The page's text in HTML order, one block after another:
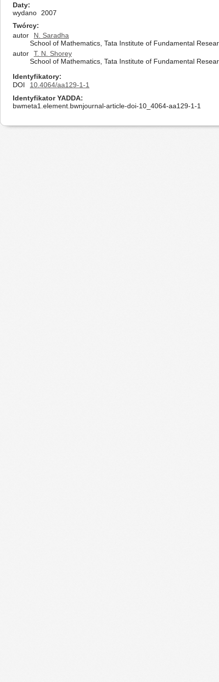
Daty
wydano
2007
Twórcy
autor
N. Saradha
School of Mathematics, Tata Institute of Fundamental
autor
T. N. Shorey
School of Mathematics, Tata Institute of Fundamental
Identyfikatory
DOI
10.4064/aa129-1-1
Identyfikator YADDA
bwmeta1.element.bwnjournal-article-doi-10_4064-aa129-1-1